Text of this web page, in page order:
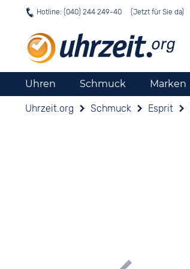
Hotline: (040) 244 249-40
Uhren Schmuck Marken
Uhrzeit.org Schmuck Esprit